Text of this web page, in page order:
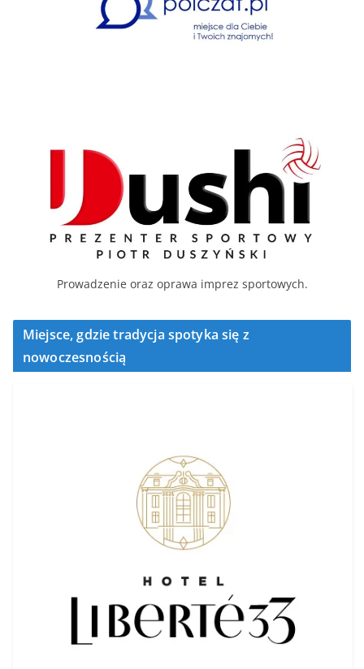
Prowadzenie oraz oprawa imprez sportowych.
Miejsce, gdzie tradycja spotyka się z
nowoczesnością